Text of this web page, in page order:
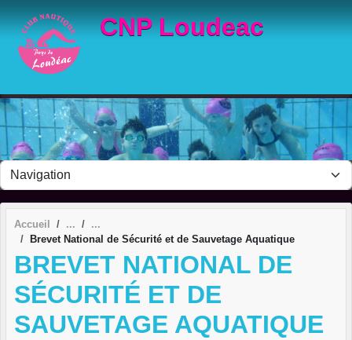
CNP Loudeac
Accueil
Brevet National de Sécurité et de Sauvetage Aquatique
BREVET NATIONAL DE
SÉCURITÉ ET DE
SAUVETAGE AQUATIQUE